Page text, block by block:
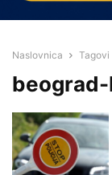
Naslovnica Tagovi